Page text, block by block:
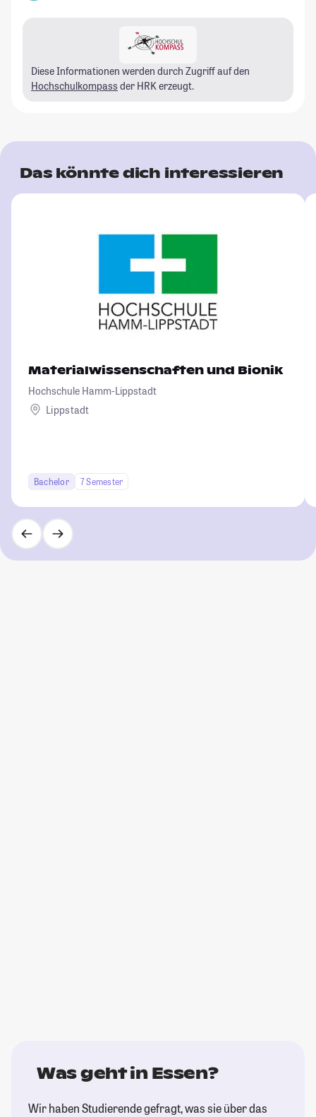
Diese Informationen werden durch Zugriff auf den
Hochschulkompass der HRK erzeugt.
Das könnte dich interessieren
Materialwissenschaften und Bionik
Hochschule Hamm-Lippstadt
Lippstadt
Bachelor 7 Semester
Was geht in Essen?
Wir haben Studierende gefragt, was sie über das